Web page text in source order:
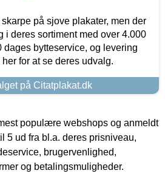
på sjove plakater, men der
i deres sortiment med over 4.000
dages bytteservice, og levering
for at se deres udvalg.
på Citatplakat.dk
populære webshops og anmeldt
5 ud fra bl.a. deres prisniveau,
brugervenlighed,
og betalingsmuligheder.